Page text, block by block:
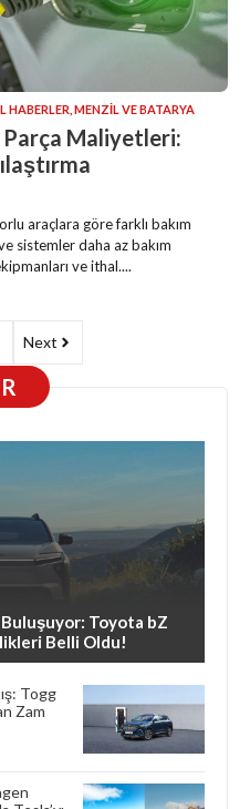
HABERLER MENZIL VE BATARYA
Parça Maliyetleri:
araçlara göre farklı bakım
sistemler daha az bakım
ve ithal....
Next
Toyota bZ
Belli Oldu!
Togg
Zam